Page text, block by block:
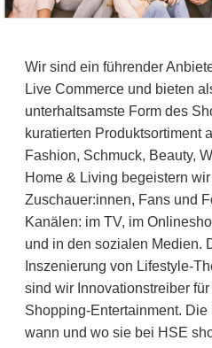
Wir sind ein führender
Live Commerce und bieten
unterhaltsamste Form des
kuratierten Produktsortiment
Fashion, Schmuck, Beauty,
Home & Living begeistern
Zuschauer:innen, Fans und
Kanälen: im TV, im
und in den sozialen Medien.
Inszenierung von Lifestyle-
sind wir Innovationstreiber
Shopping-Entertainment.
wann und wo sie bei HSE